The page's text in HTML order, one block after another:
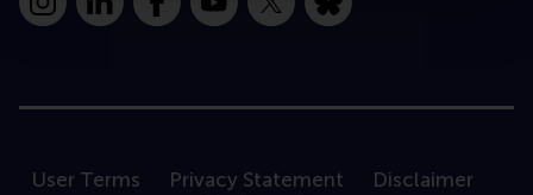
InstagramLinkedInFacebookYouTube
X Bluesky
User Terms Privacy Statement
Disclaimer